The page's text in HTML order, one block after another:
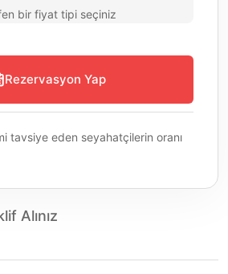
bir fiyat tipi seçiniz
Rezervasyon Yap
tavsiye eden seyahatçilerin oranı
Alınız